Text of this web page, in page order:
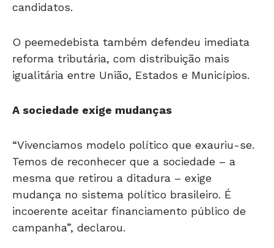
reforma tributária, com distribuição mais
igualitária entre União, Estados e Municípios.
Temos de reconhecer que a sociedade – a
mesma que retirou a ditadura – exige
mudança no sistema político brasileiro. É
incoerente aceitar financiamento público de
campanha”, declarou.